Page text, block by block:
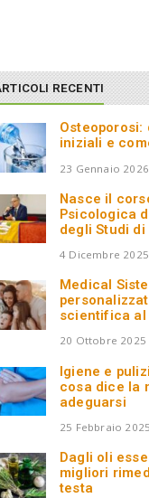
RECENTI
Osteoporosi:
iniziali e
23 Gennaio 2026
Nasce il
Psicologica
degli Studi di
4 Dicembre 2025
Medical
scientifica al
20 Ottobre 2025
Igiene e
cosa dice la
adeguarsi
25 Febbraio 2025
Dagli oli
migliori
testa